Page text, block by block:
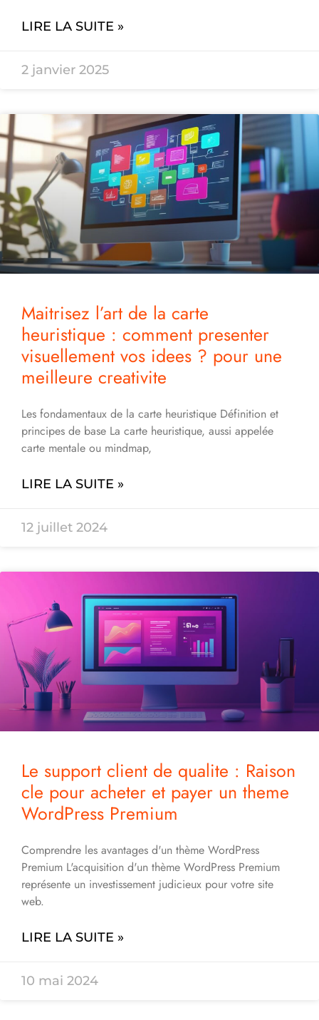
LIRE LA SUITE »
2 janvier 2025
Maitrisez l’art de la carte
heuristique : comment presenter
visuellement vos idees ? pour une
meilleure creativite
Les fondamentaux de la carte heuristique Définition et
principes de base La carte heuristique, aussi appelée
carte mentale ou mindmap,
LIRE LA SUITE »
12 juillet 2024
Le support client de qualite : Raison
cle pour acheter et payer un theme
WordPress Premium
Comprendre les avantages d'un thème WordPress
Premium L'acquisition d'un thème WordPress Premium
représente un investissement judicieux pour votre site
web.
LIRE LA SUITE »
10 mai 2024